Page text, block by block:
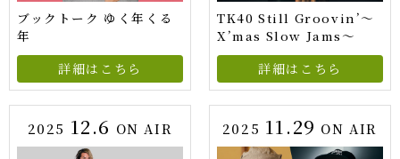
ブックトーク ゆく年くる
年
詳細はこちら
TK40 Still Groovin’～
X’mas Slow Jams～
詳細はこちら
2025 12.6 ON AIR 2025 11.29 ON AIR